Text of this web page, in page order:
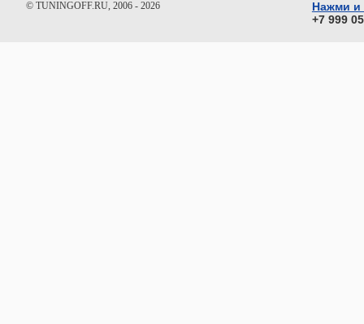
© TUNINGOFF.RU, 2006 - 2026
Нажми и
+7 999